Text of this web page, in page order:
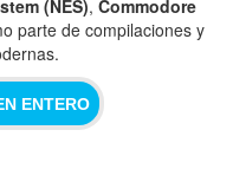
(NES),Commodore
parte de compilaciones y
ENTERO